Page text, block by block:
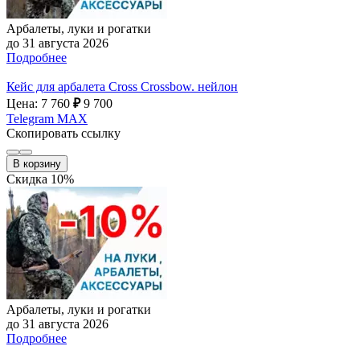
Арбалеты, луки и рогатки
до 31 августа 2026
Подробнее
Кейс для арбалета Cross Crossbow. нейлон
Цена: 7 760 ₽ 9 700
Telegram MAX
Скопировать ссылку
В корзину
Скидка 10%
Арбалеты, луки и рогатки
до 31 августа 2026
Подробнее